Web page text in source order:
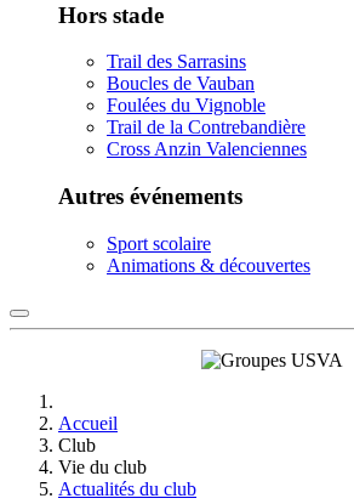
Hors stade
Trail des Sarrasins
Boucles de Vauban
Foulées du Vignoble
Trail de la Contrebandière
Cross Anzin Valenciennes
Autres événements
Sport scolaire
Animations & découvertes
Accueil
Club
Vie du club
Actualités du club